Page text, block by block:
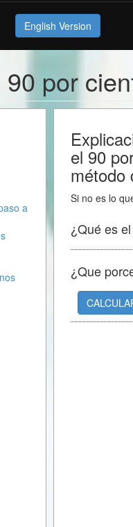
English Version
por
el 90
método
Si no es lo
¿Qué es
¿Que
a